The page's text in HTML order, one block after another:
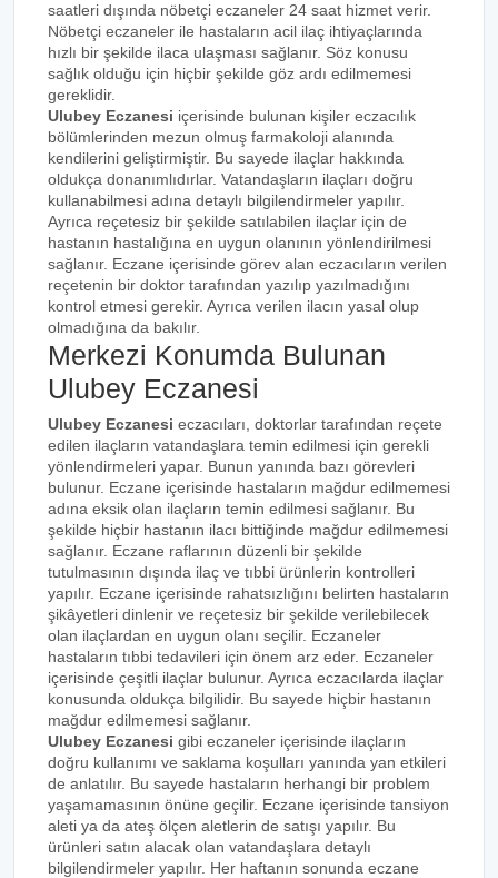
saatleri dışında nöbetçi eczaneler 24 saat hizmet verir.
Nöbetçi eczaneler ile hastaların acil ilaç ihtiyaçlarında
hızlı bir şekilde ilaca ulaşması sağlanır. Söz konusu
sağlık olduğu için hiçbir şekilde göz ardı edilmemesi
gereklidir.
Ulubey Eczanesi içerisinde bulunan kişiler eczacılık
bölümlerinden mezun olmuş farmakoloji alanında
kendilerini geliştirmiştir. Bu sayede ilaçlar hakkında
oldukça donanımlıdırlar. Vatandaşların ilaçları doğru
kullanabilmesi adına detaylı bilgilendirmeler yapılır.
Ayrıca reçetesiz bir şekilde satılabilen ilaçlar için de
hastanın hastalığına en uygun olanının yönlendirilmesi
sağlanır. Eczane içerisinde görev alan eczacıların verilen
reçetenin bir doktor tarafından yazılıp yazılmadığını
kontrol etmesi gerekir. Ayrıca verilen ilacın yasal olup
olmadığına da bakılır.
Merkezi Konumda Bulunan
Ulubey Eczanesi
Ulubey Eczanesi eczacıları, doktorlar tarafından reçete
edilen ilaçların vatandaşlara temin edilmesi için gerekli
yönlendirmeleri yapar. Bunun yanında bazı görevleri
bulunur. Eczane içerisinde hastaların mağdur edilmemesi
adına eksik olan ilaçların temin edilmesi sağlanır. Bu
şekilde hiçbir hastanın ilacı bittiğinde mağdur edilmemesi
sağlanır. Eczane raflarının düzenli bir şekilde
tutulmasının dışında ilaç ve tıbbi ürünlerin kontrolleri
yapılır. Eczane içerisinde rahatsızlığını belirten hastaların
şikâyetleri dinlenir ve reçetesiz bir şekilde verilebilecek
olan ilaçlardan en uygun olanı seçilir. Eczaneler
hastaların tıbbi tedavileri için önem arz eder. Eczaneler
içerisinde çeşitli ilaçlar bulunur. Ayrıca eczacılarda ilaçlar
konusunda oldukça bilgilidir. Bu sayede hiçbir hastanın
mağdur edilmemesi sağlanır.
Ulubey Eczanesi gibi eczaneler içerisinde ilaçların
doğru kullanımı ve saklama koşulları yanında yan etkileri
de anlatılır. Bu sayede hastaların herhangi bir problem
yaşamamasının önüne geçilir. Eczane içerisinde tansiyon
aleti ya da ateş ölçen aletlerin de satışı yapılır. Bu
ürünleri satın alacak olan vatandaşlara detaylı
bilgilendirmeler yapılır. Her haftanın sonunda eczane